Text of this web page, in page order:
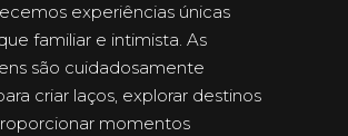
experiências únicas
familiar e intimista. As
são cuidadosamente
criar laços, explorar destinos
momentos